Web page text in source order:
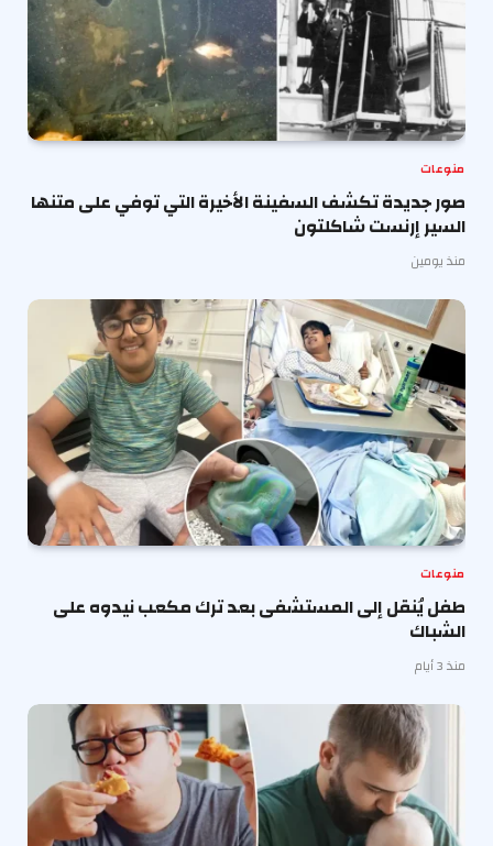
منوعات
صور جديدة تكشف السفينة الأخيرة التي توفي على متنها
السير إرنست شاكلتون
منذ يومين
منوعات
طفل يُنقل إلى المستشفى بعد ترك مكعب نيدوه على
الشباك
منذ 3 أيام